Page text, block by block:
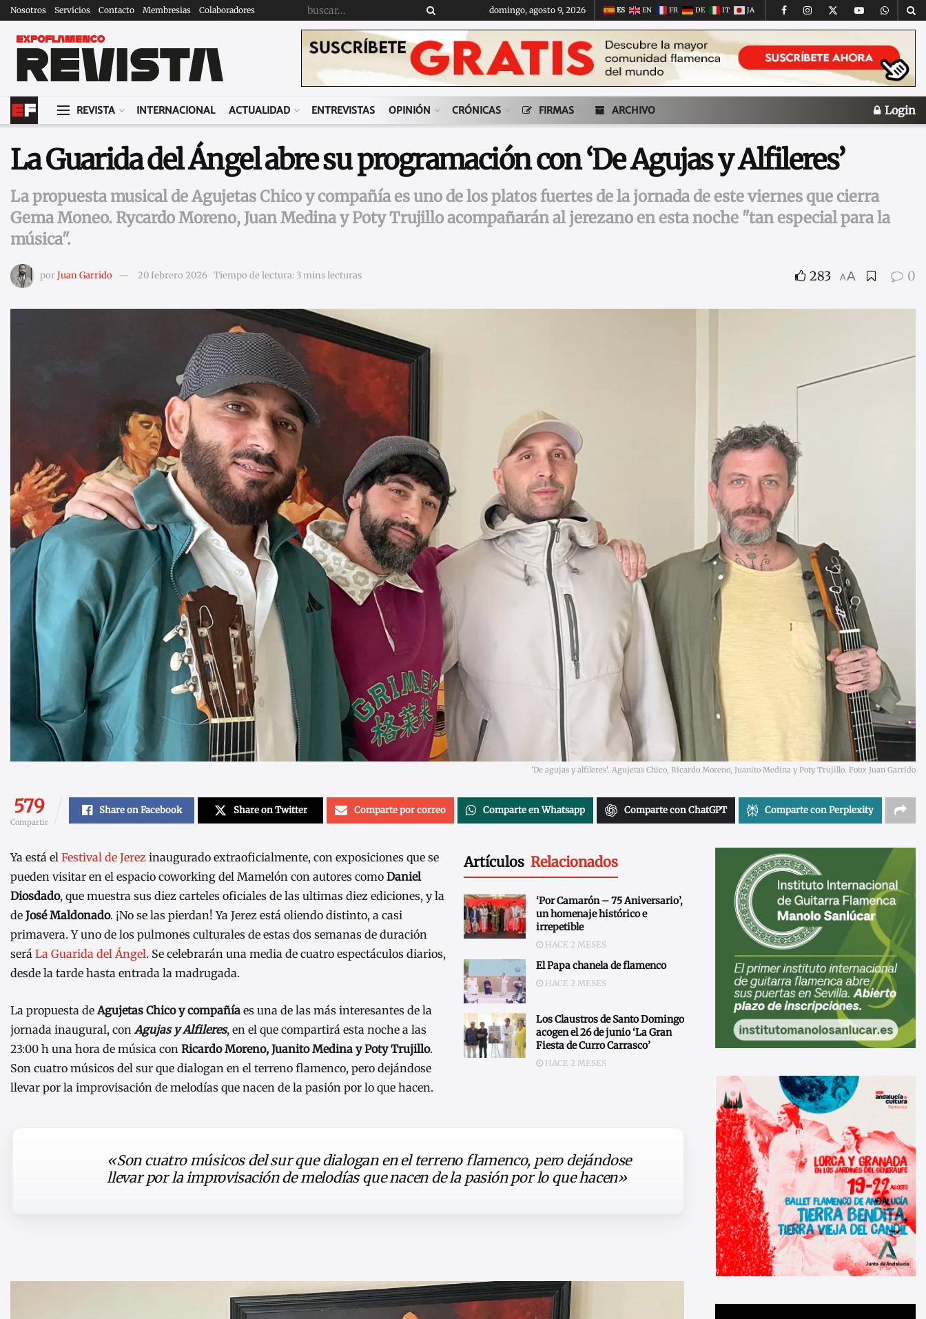
Nosotros Servicios Contacto Membresias Colaboradores domingo, agosto 9, 2026 ES EN FR DE IT JA
REVISTA INTERNACIONAL ACTUALIDAD ENTREVISTAS OPINIÓN CRÓNICAS FIRMAS ARCHIVO Login
La Guarida del Ángel abre su programación con ‘De Agujas y Alfileres’
La propuesta musical de Agujetas Chico y compañía es uno de los platos fuertes de la jornada de este viernes que cierra
Gema Moneo. Rycardo Moreno, Juan Medina y Poty Trujillo acompañarán al jerezano en esta noche "tan especial para la
música".
porJuan Garrido 20 febrero 2026 Tiempo de lectura: 3 mins lecturas 283 AA 0
'De agujas y alfileres'. Agujetas Chico, Ricardo Moreno, Juanito Medina y Poty Trujillo. Foto: Juan Garrido
579
Compartir
Share on Facebook Share on Twitter Comparte por correo Comparte en Whatsapp Comparte con ChatGPT Comparte con Perplexity
Artículos Relacionados
‘Por Camarón – 75 Aniversario’,
un homenaje histórico e
irrepetible
HACE 2 MESES
El Papa chanela de flamenco
HACE 2 MESES
Los Claustros de Santo Domingo
acogen el 26 de junio ‘La Gran
Fiesta de Curro Carrasco’
HACE 2 MESES
Ya está el Festival de Jerez inaugurado extraoficialmente, con exposiciones que se
pueden visitar en el espacio coworking del Mamelón con autores como Daniel
Diosdado, que muestra sus diez carteles oficiales de las ultimas diez ediciones, y la
de José Maldonado. ¡No se las pierdan! Ya Jerez está oliendo distinto, a casi
primavera. Y uno de los pulmones culturales de estas dos semanas de duración
será La Guarida del Ángel. Se celebrarán una media de cuatro espectáculos diarios,
desde la tarde hasta entrada la madrugada.
La propuesta de Agujetas Chico y compañía es una de las más interesantes de la
jornada inaugural, con Agujas y Alfileres, en el que compartirá esta noche a las
23:00 h una hora de música con Ricardo Moreno, Juanito Medina y Poty Trujillo.
Son cuatro músicos del sur que dialogan en el terreno flamenco, pero dejándose
llevar por la improvisación de melodías que nacen de la pasión por lo que hacen.
«Son cuatro músicos del sur que dialogan en el terreno flamenco, pero dejándose
llevar por la improvisación de melodías que nacen de la pasión por lo que hacen»